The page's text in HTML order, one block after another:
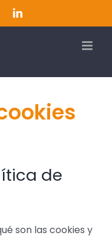
TwitterLinkedIn
de
son las cookies y